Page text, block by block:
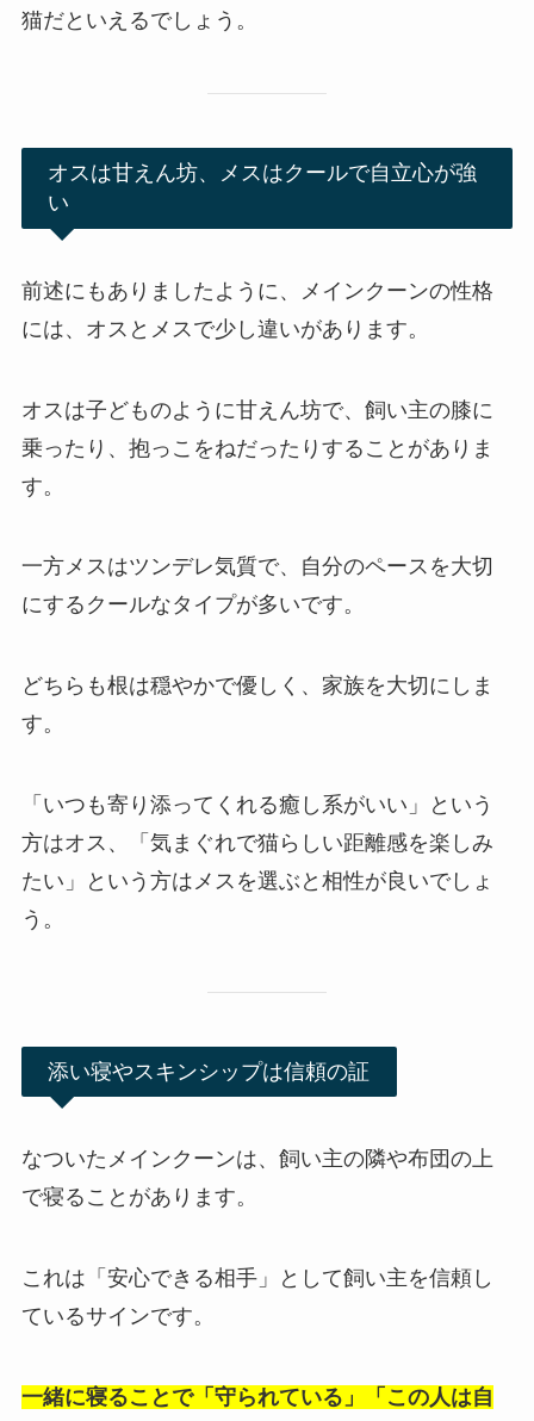
猫だといえるでしょう。
オスは甘えん坊、メスはクールで自立心が強
い
前述にもありましたように、メインクーンの性格
には、オスとメスで少し違いがあります。
オスは子どものように甘えん坊で、飼い主の膝に
乗ったり、抱っこをねだったりすることがありま
す。
一方メスはツンデレ気質で、自分のペースを大切
にするクールなタイプが多いです。
どちらも根は穏やかで優しく、家族を大切にしま
す。
「いつも寄り添ってくれる癒し系がいい」という
方はオス、「気まぐれで猫らしい距離感を楽しみ
たい」という方はメスを選ぶと相性が良いでしょ
う。
添い寝やスキンシップは信頼の証
なついたメインクーンは、飼い主の隣や布団の上
で寝ることがあります。
これは「安心できる相手」として飼い主を信頼し
ているサインです。
一緒に寝ることで「守られている」「この人は自